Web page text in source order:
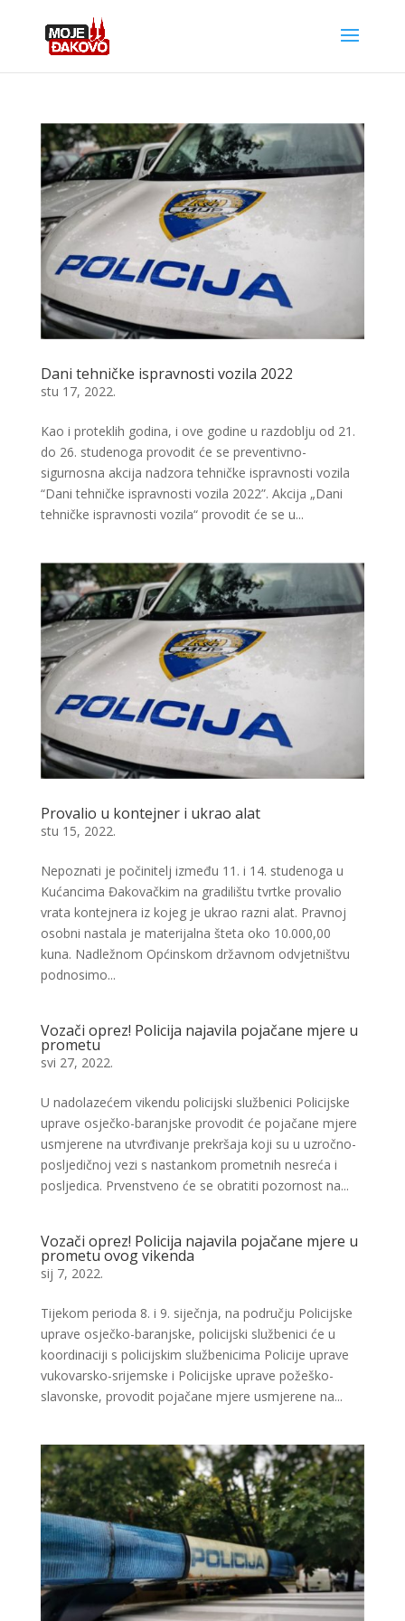
Dani tehničke ispravnosti vozila 2022
stu 17, 2022.
Kao i proteklih godina, i ove godine u razdoblju od 21.
do 26. studenoga provodit će se preventivno-
sigurnosna akcija nadzora tehničke ispravnosti vozila
“Dani tehničke ispravnosti vozila 2022”. Akcija „Dani
tehničke ispravnosti vozila“ provodit će se u...
Provalio u kontejner i ukrao alat
stu 15, 2022.
Nepoznati je počinitelj između 11. i 14. studenoga u
Kućancima Đakovačkim na gradilištu tvrtke provalio
vrata kontejnera iz kojeg je ukrao razni alat. Pravnoj
osobni nastala je materijalna šteta oko 10.000,00
kuna. Nadležnom Općinskom državnom odvjetništvu
podnosimo...
Vozači oprez! Policija najavila pojačane mjere u
prometu
svi 27, 2022.
U nadolazećem vikendu policijski službenici Policijske
uprave osječko-baranjske provodit će pojačane mjere
usmjerene na utvrđivanje prekršaja koji su u uzročno-
posljedičnoj vezi s nastankom prometnih nesreća i
posljedica. Prvenstveno će se obratiti pozornost na...
Vozači oprez! Policija najavila pojačane mjere u
prometu ovog vikenda
sij 7, 2022.
Tijekom perioda 8. i 9. siječnja, na području Policijske
uprave osječko-baranjske, policijski službenici će u
koordinaciji s policijskim službenicima Policije uprave
vukovarsko-srijemske i Policijske uprave požeško-
slavonske, provodit pojačane mjere usmjerene na...